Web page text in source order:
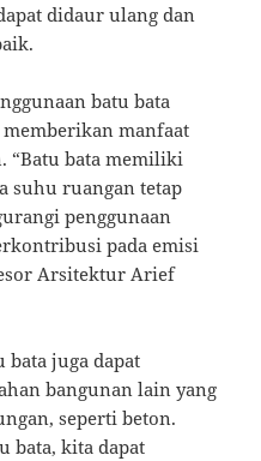
didaur ulang dan
batu bata
manfaat
“Batu bata memiliki
suhu ruangan tetap
penggunaan
pada emisi
Arsitektur Arief
bata juga dapat
bangunan lain yang
seperti beton.
bata, kita dapat